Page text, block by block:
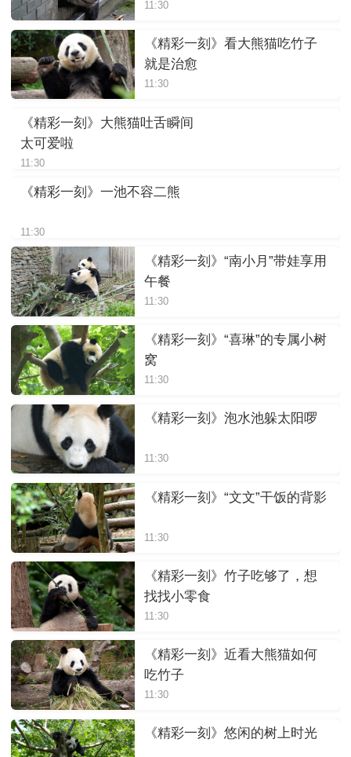
11:30
《精彩一刻》看大熊猫吃竹子
就是治愈
11:30
《精彩一刻》大熊猫吐舌瞬间
太可爱啦
11:30
《精彩一刻》一池不容二熊
11:30
《精彩一刻》“南小月”带娃享用
午餐
11:30
《精彩一刻》“喜琳”的专属小树
窝
11:30
《精彩一刻》泡水池躲太阳啰
11:30
《精彩一刻》“文文”干饭的背影
11:30
《精彩一刻》竹子吃够了，想
找找小零食
11:30
《精彩一刻》近看大熊猫如何
吃竹子
11:30
《精彩一刻》悠闲的树上时光